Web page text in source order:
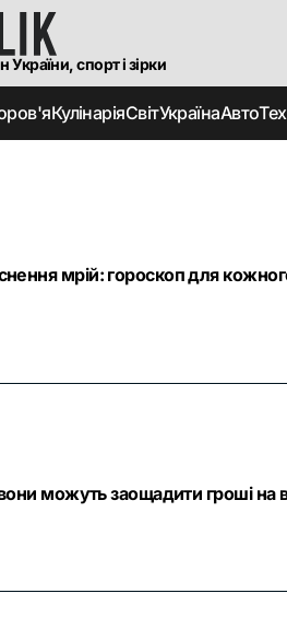
України, спорт і зірки
КулінаріяСвітУкраїнаАвто
мрій: гороскоп для
можуть заощадити гроші на